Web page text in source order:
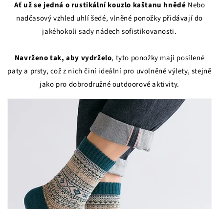
Ať už se jedná o rustikální kouzlo kaštanu hnědé Nebo
nadčasový vzhled uhlí šedé, vlněné ponožky přidávají do
jakéhokoli sady nádech sofistikovanosti.
Navrženo tak, aby vydrželo, tyto ponožky mají posílené
paty a prsty, což z nich činí ideální pro uvolněné výlety, stejně
jako pro dobrodružné outdoorové aktivity.